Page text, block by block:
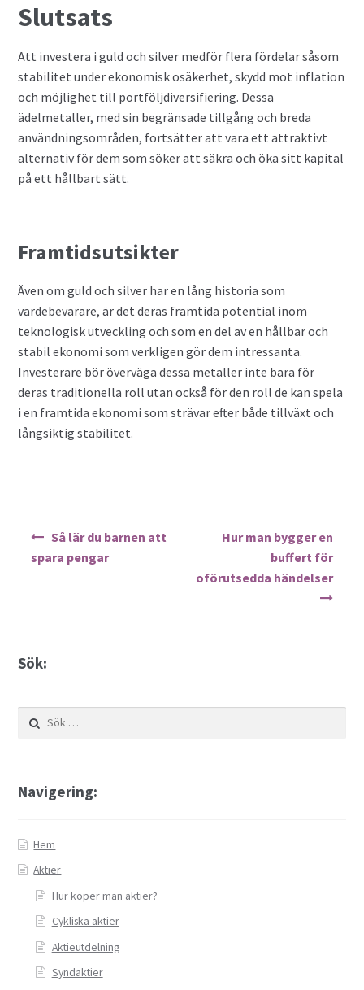
Slutsats
Att investera i guld och silver medför flera fördelar såsom
stabilitet under ekonomisk osäkerhet, skydd mot inflation
och möjlighet till portföljdiversifiering. Dessa
ädelmetaller, med sin begränsade tillgång och breda
användningsområden, fortsätter att vara ett attraktivt
alternativ för dem som söker att säkra och öka sitt kapital
på ett hållbart sätt.
Framtidsutsikter
Även om guld och silver har en lång historia som
värdebevarare, är det deras framtida potential inom
teknologisk utveckling och som en del av en hållbar och
stabil ekonomi som verkligen gör dem intressanta.
Investerare bör överväga dessa metaller inte bara för
deras traditionella roll utan också för den roll de kan spela
i en framtida ekonomi som strävar efter både tillväxt och
långsiktig stabilitet.
Inläggsnavigering
Så lär du barnen att
spara pengar
Hur man bygger en
buffert för
oförutsedda händelser
Sök:
efter:
Navigering:
Hem
Aktier
Hur köper man aktier?
Cykliska aktier
Aktieutdelning
Syndaktier